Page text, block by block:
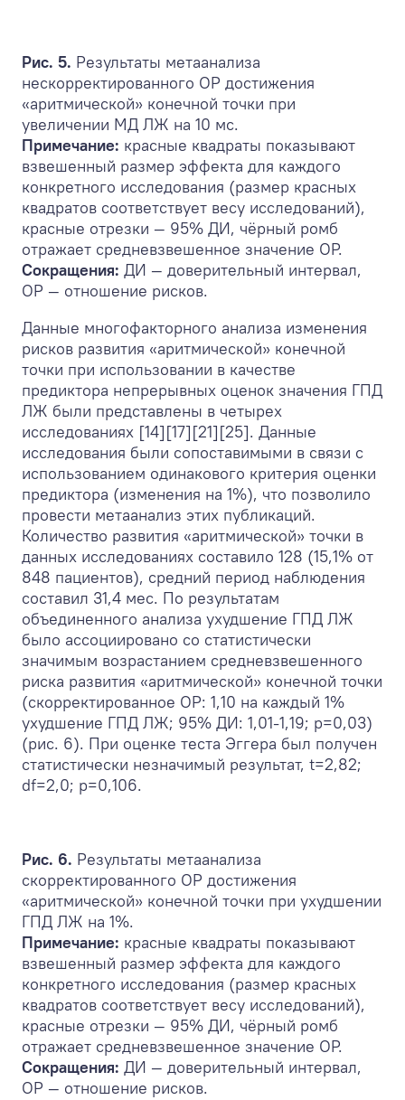
Рис. 5. Результаты метаанализа
нескорректированного ОР достижения
«аритмической» конечной точки при
увеличении МД ЛЖ на 10 мс.
Примечание: красные квадраты показывают
взвешенный размер эффекта для каждого
конкретного исследования (размер красных
квадратов соответствует весу исследований),
красные отрезки — 95% ДИ, чёрный ромб
отражает средневзвешенное значение ОР.
Сокращения: ДИ — доверительный интервал,
ОР — отношение рисков.
Данные многофакторного анализа изменения
рисков развития «аритмической» конечной
точки при использовании в качестве
предиктора непрерывных оценок значения ГПД
ЛЖ были представлены в четырех
исследованиях [14][17][21][25]. Данные
исследования были сопоставимыми в связи с
использованием одинакового критерия оценки
предиктора (изменения на 1%), что позволило
провести метаанализ этих публикаций.
Количество развития «аритмической» точки в
данных исследованиях составило 128 (15,1% от
848 пациентов), средний период наблюдения
составил 31,4 мес. По результатам
объединенного анализа ухудшение ГПД ЛЖ
было ассоциировано со статистически
значимым возрастанием средневзвешенного
риска развития «аритмической» конечной точки
(скорректированное ОР: 1,10 на каждый 1%
ухудшение ГПД ЛЖ; 95% ДИ: 1,01-1,19; p=0,03)
(рис. 6). При оценке теста Эггера был получен
статистически незначимый результат, t=2,82;
df=2,0; p=0,106.
Рис. 6. Результаты метаанализа
скорректированного ОР достижения
«аритмической» конечной точки при ухудшении
ГПД ЛЖ на 1%.
Примечание: красные квадраты показывают
взвешенный размер эффекта для каждого
конкретного исследования (размер красных
квадратов соответствует весу исследований),
красные отрезки — 95% ДИ, чёрный ромб
отражает средневзвешенное значение ОР.
Сокращения: ДИ — доверительный интервал,
ОР — отношение рисков.